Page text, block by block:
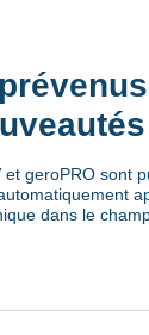
geroPRO sont
dans le